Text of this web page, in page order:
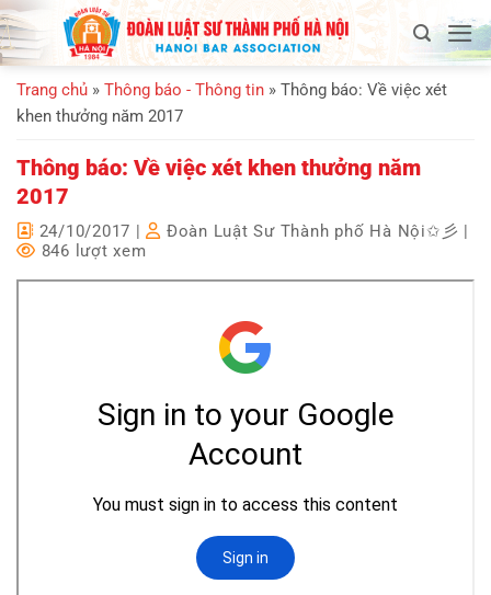
Bỏ
qua
nội
dung
Trang chủ » Thông báo - Thông tin » Thông báo: Về việc xét
khen thưởng năm 2017
Thông báo: Về việc xét khen thưởng năm
2017
24/10/2017 | Đoàn Luật Sư Thành phố Hà Nội✩彡 |
846 lượt xem